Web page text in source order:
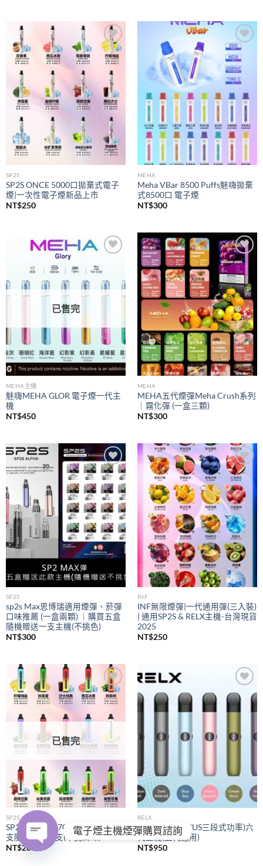
Add to
wishlist
SP2S
SP2S ONCE 5000口拋棄式電子
煙|一次性電子煙新品上市
NT$250
Add to
wishlist
MEHA
Meha VBar 8500 Puffs魅嗨拋棄
式8500口 電子煙
NT$300
wishlist
已售完
MEHA主機
魅嗨MEHA GLOR 電子煙一代主
機
NT$450
Add to
wishlist
MEHA
MEHA五代煙彈Meha Crush系列
｜霧化彈 (一盒三顆)
NT$300
Add to
wishlist
SP2S
sp2s Max思博瑞適用煙彈、菸彈
口味推薦 (一盒兩顆) ｜購買五盒
隨機贈送一支主機(不挑色)
NT$300
Add to
wishlist
INF
INF無限煙彈|一代通用彈(三入裝)
| 通用SP2S & RELX主機-台灣現貨
2025
NT$250
Add to
wishlist
已售完
SP2S
SP2S拋棄式
7000口｜購買五
支隨機贈送一支(不挑口味)
NT$280
Add to
wishlist
RELX
RELX悅刻
(PIUS三段式功率)六
代主機(五代通用)
NT$950
電子煙主機煙彈購買諮詢